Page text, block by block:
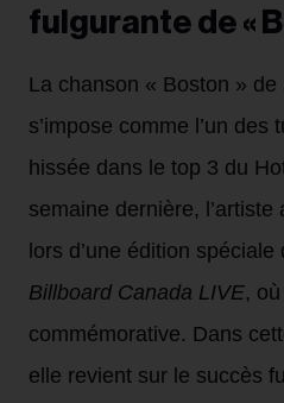
fulgurante de «
La chanson « Boston » de
s’impose comme l’un des
hissée dans le top 3 du
semaine dernière,
lors d’une édition spéciale
Billboard Canada LIVE,
commémorative. Dans
elle revient sur le succès